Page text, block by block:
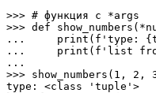
>>> # функция с *args
>>> def
...     print(f'type:
...     print(f'list from
...
>>> show_numbers(1, 2,
type: <class 'tuple'>